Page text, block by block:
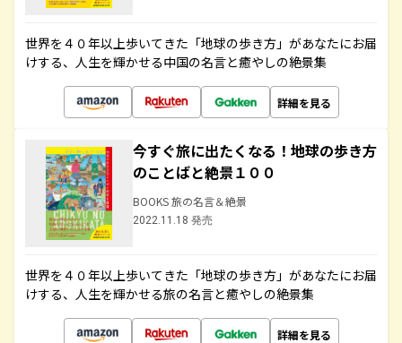
世界を４０年以上歩いてきた「地球の歩き方」があなたにお届
けする、人生を輝かせる中国の名言と癒やしの絶景集
詳細を見る
今すぐ旅に出たくなる！地球の歩き方
のことばと絶景１００
BOOKS 旅の名言＆絶景
2022.11.18 発売
世界を４０年以上歩いてきた「地球の歩き方」があなたにお届
けする、人生を輝かせる旅の名言と癒やしの絶景集
詳細を見る